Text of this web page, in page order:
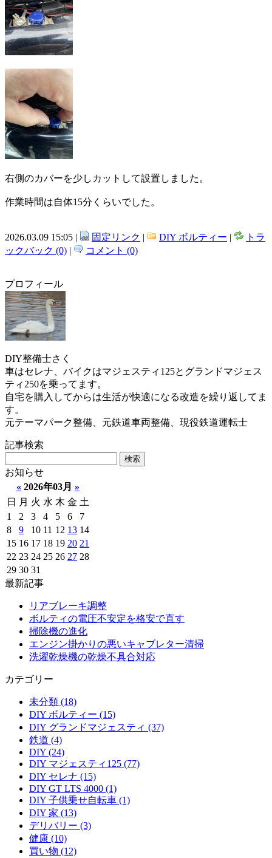
右側のカバーを少しカットして設置しました。
作業時間は自体15分くらいでした。
2026.03.09 15:05 | 固定リンク | DIY ボルティー |
トラ
ックバック (0) | コメント (0)
プロフィール
DIY整備士さく
車はセレナ、バイクはマジェスティ125とグランドマジェス
ティ250を乗ってます。
自宅を購入してからは生活が快適になる改造を繰り返してま
す。
元テーマパーク整備、元鉄道車両整備、現役鉄道運転士
記事検索
お知らせ
« 2026年03月 »
日
月 火 水 木 金 土
1
2 3 4 5 6
7
8
9 10 11 12 13 14
15 16 17 18 19 20 21
22 23 24 25 26 27 28
29 30 31
最新記事
リアブレーキ調整
ボルティの電圧不安定を格安で直す
掃除機の進化
エンジン掛かりの悪いキャブレター清掃
洗濯乾燥機の乾燥不具合対応
カテゴリー
未分類 (18)
DIY ボルティー (15)
DIY グランドマジェスティ (37)
鉄道 (4)
DIY (24)
DIY マジェスティ125 (77)
DIY セレナ (15)
DIY GT LTS 4000 (1)
DIY 子供乗せ自転車 (1)
DIY 家 (13)
デリバリー (3)
健康 (10)
買い物 (12)